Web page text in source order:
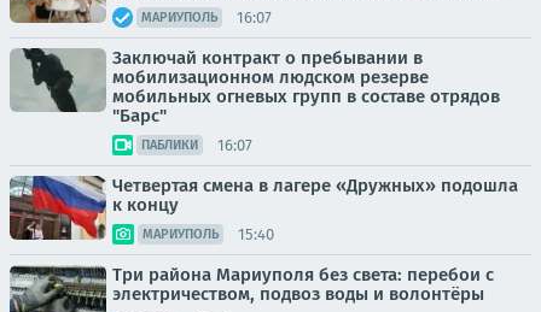
МАРИУПОЛЬ 16:07
Заключай контракт о пребывании в
мобилизационном людском резерве
мобильных огневых групп в составе отрядов
"Барс"
ПАБЛИКИ 16:07
Четвертая смена в лагере «Дружных» подошла
к концу
МАРИУПОЛЬ 15:40
Три района Мариуполя без света: перебои с
электричеством, подвоз воды и волонтёры